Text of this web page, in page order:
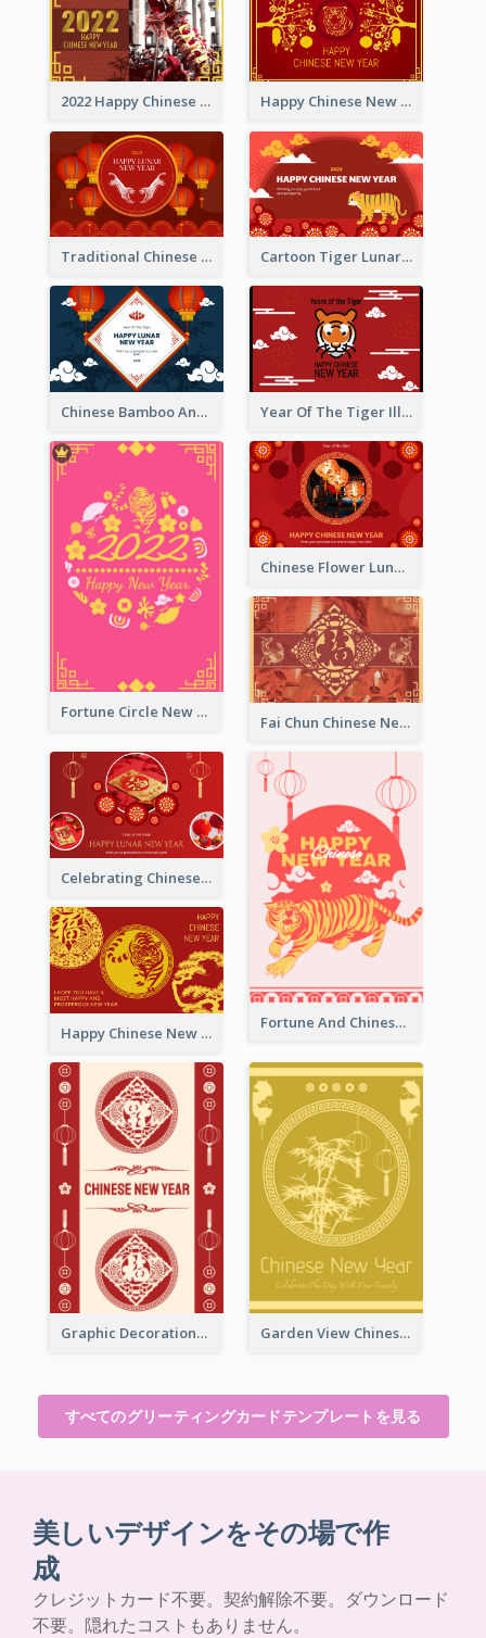
2022 Happy Chinese New Year Greeting Card With Photo Happy Chinese New Year Greeting Card With Chinese Tree Illustration
Traditional Chinese New Year Celebration Greeting Card Cartoon Tiger Lunar New Year Greeting Card
Chinese Bamboo And Lanterns New Year Greeting Card Year Of The Tiger Illustration Chinese New Year Greeting Card
Fortune Circle New Year Greeting Card
Chinese Flower Lunar New Year Greeting Card
Fai Chun Chinese New Year Greeting Card
Celebrating Chinese New Year Greeting Card
Fortune And Chinese New Year Greeting Card
Happy Chinese New Year Greeting Card With Circle illustrations
Graphic Decorations Chinese New Year Greeting Card Garden View Chinese New Year Greeting Card
すべてのグリーティングカードテンプレートを見る
美しいデザインをその場で作
成
クレジットカード不要。契約解除不要。ダウンロード
不要。隠れたコストもありません。